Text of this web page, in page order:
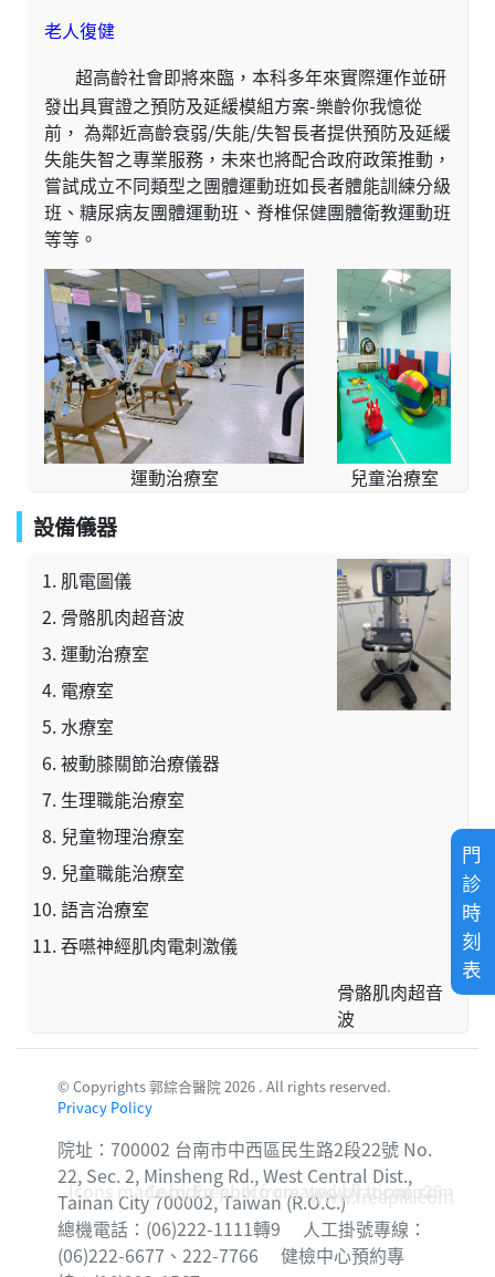
老人復健
超高齡社會即將來臨，本科多年來實際運作並研
發出具實證之預防及延緩模組方案-樂齡你我憶從
前， 為鄰近高齡衰弱/失能/失智長者提供預防及延緩
失能失智之專業服務，未來也將配合政府政策推動，
嘗試成立不同類型之團體運動班如長者體能訓練分級
班、糖尿病友團體運動班、脊椎保健團體衛教運動班
等等。
運動治療室 兒童治療室
設備儀器
肌電圖儀
骨骼肌肉超音波
運動治療室
電療室
水療室
被動膝關節治療儀器
生理職能治療室
兒童物理治療室
兒童職能治療室
語言治療室
吞嚥神經肌肉電刺激儀
骨骼肌肉超音
波
© Copyrights 郭綜合醫院 2026 . All rights reserved.
Privacy Policy
院址：700002 台南市中西區民生路2段22號 No.
22, Sec. 2, Minsheng Rd., West Central Dist.,
Tainan City 700002, Taiwan (R.O.C.)
總機電話：(06)222-1111轉9 人工掛號專線：
(06)222-6677、222-7766 健檢中心預約專
Icons made byFreepikfromwww.flaticon.com
Corridor photo created by topntp26 -
www.freepik.com
門
診
時
刻
表